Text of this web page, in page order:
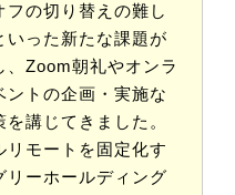
の切り替えの難し
いった新たな課題が
Zoom朝礼やオンラ
トの企画・実施な
講じてきました。
リモートを固定化す
リーホールディング